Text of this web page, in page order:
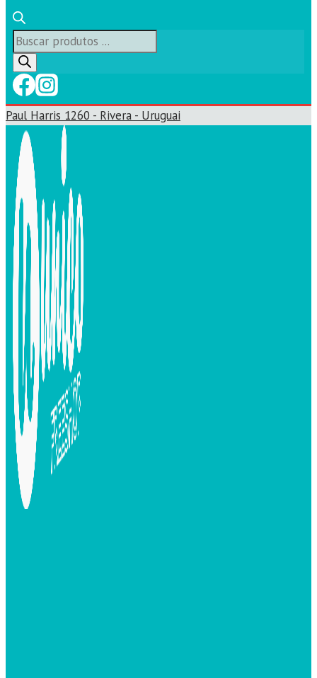
Búsqueda
de
productos
Paul Harris 1260 - Rivera - Uruguai